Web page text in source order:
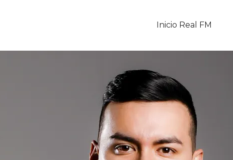
Inicio Real FM
En Vivo
Descarga La APP
Programas
Noticias